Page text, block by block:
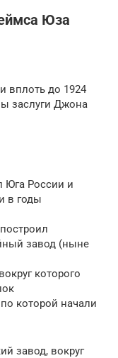
Юза
вплоть до 1924
заслуги Джона
Юга России и
в годы
завод (ныне
которого
которой начали
завод, вокруг